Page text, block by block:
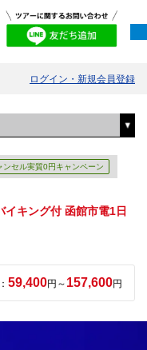
ログイン・新規会員登録
ンセル実質0円キャンペーン
キング付 函館市電1日
59,400円～ 157,600円